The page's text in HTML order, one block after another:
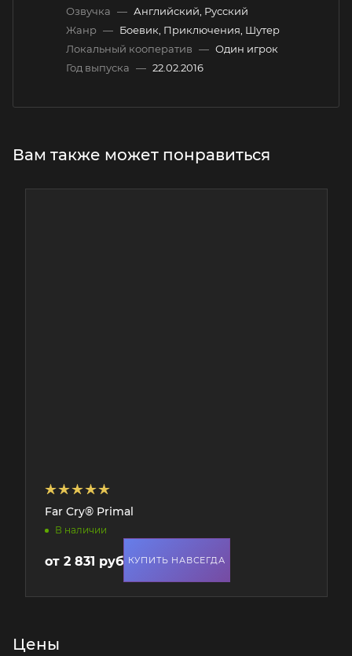
Озвучка — Английский, Русский
Жанр — Боевик, Приключения, Шутер
Локальный кооператив — Один игрок
Год выпуска — 22.02.2016
Вам также может понравиться
Far Cry® Primal
В наличии
от 2 831 руб. КУПИТЬ НАВСЕГДА
Цены